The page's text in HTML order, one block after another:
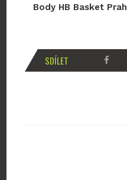
Body HB Basket
SDÍLET